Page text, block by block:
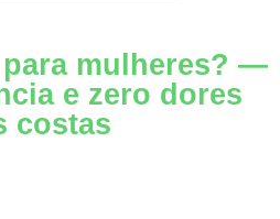
mulheres? —
e zero dores
costas